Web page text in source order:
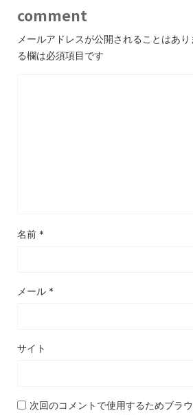
comment
メールアドレスが公開されることはあり
る欄は必須項目です
名前 *
メール *
サイト
次回のコメントで使用するためブラ